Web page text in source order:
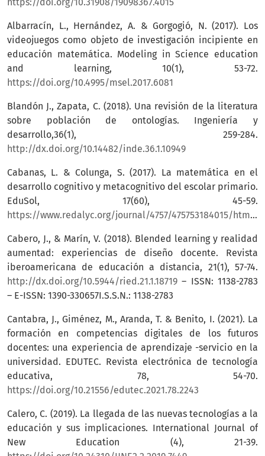
https://doi.org/10.31908/19098367.4015
Albarracín, L., Hernández, A. & Gorgogió, N. (2017). Los
videojuegos como objeto de investigación incipiente en
educación matemática. Modeling in Science education
and learning, 10(1), 53-72.
https://doi.org/10.4995/msel.2017.6081
Blandón J., Zapata, C. (2018). Una revisión de la literatura
sobre población de ontologías. Ingeniería y
desarrollo,36(1), 259-284.
http://dx.doi.org/10.14482/inde.36.1.10949
Cabanas, L. & Colunga, S. (2017). La matemática en el
desarrollo cognitivo y metacognitivo del escolar primario.
EduSol, 17(60), 45-59.
https://www.redalyc.org/journal/4757/475753184015/html/#:~:text=Procesos%20como%20atenci%C3%B3n%2C%20memoria%2C%20pensamiento,%2C%20flexibilidad%20mental%2C%20entre%20otras
Cabero, J., & Marín, V. (2018). Blended learning y realidad
aumentad: experiencias de diseño docente. Revista
iberoamericana de educación a distancia, 21(1), 57-74.
http://dx.doi.org/10.5944/ried.21.1.18719 – ISSN: 1138-2783
– E-ISSN: 1390-330657I.S.S.N.: 1138-2783
Cantabra, J., Giménez, M., Aranda, T. & Benito, I. (2021). La
formación en competencias digitales de los futuros
docentes: una experiencia de aprendizaje -servicio en la
universidad. EDUTEC. Revista electrónica de tecnología
educativa, 78, 54-70.
https://doi.org/10.21556/edutec.2021.78.2243
Calero, C. (2019). La llegada de las nuevas tecnologías a la
educación y sus implicaciones. International Journal of
New Education (4), 21-39.